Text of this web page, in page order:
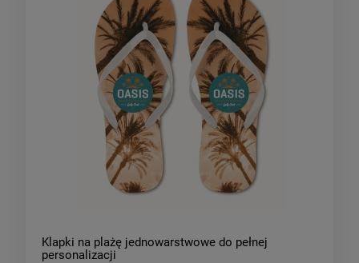
Klapki na plażę jednowarstwowe do pełnej
personalizacji